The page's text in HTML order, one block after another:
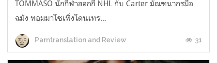
TOMMASO นักกีฬาฮอกกี้ NHL กับ Carter มัณฑนากรมือ
ฉมัง ทอมมาโซเพิ่งโดนเทร...
Parntranslation and Review 31